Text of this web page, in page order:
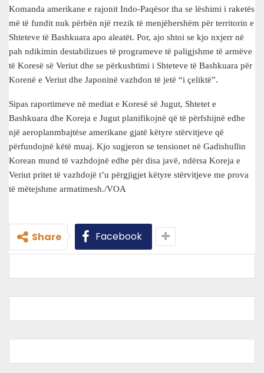
Komanda amerikane e rajonit Indo-Paqësor tha se lëshimi i raketës
më të fundit nuk përbën një rrezik të menjëhershëm për territorin e
Shteteve të Bashkuara apo aleatët. Por, ajo shtoi se kjo nxjerr në
pah ndikimin destabilizues të programeve të paligjshme të armëve
të Koresë së Veriut dhe se përkushtimi i Shteteve të Bashkuara për
Korenë e Veriut dhe Japoninë vazhdon të jetë “i çeliktë”.
Sipas raportimeve në mediat e Koresë së Jugut, Shtetet e
Bashkuara dhe Koreja e Jugut planifikojnë që të përfshijnë edhe
një aeroplanmbajtëse amerikane gjatë këtyre stërvitjeve që
përfundojnë këtë muaj. Kjo sugjeron se tensionet në Gadishullin
Korean mund të vazhdojnë edhe për disa javë, ndërsa Koreja e
Veriut pritet të vazhdojë t’u përgjigjet këtyre stërvitjeve me prova
të mëtejshme armatimesh./VOA
Share Facebook